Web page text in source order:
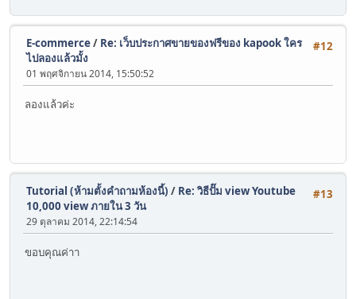
#12
E-commerce/ Re: เว็บประกาศขายของฟรีของ kapook ใคร
ไปลองแล้วมั้ง
01 พฤศจิกายน 2014, 15:50:52
ลองแล้วค่ะ
#13
Tutorial (ห้ามตั้งคำถามห้องนี้) / Re: วิธีปั๊ม view Youtube
10,000 view ภายใน 3 วัน
29 ตุลาคม 2014, 22:14:54
ขอบคุณค่าา